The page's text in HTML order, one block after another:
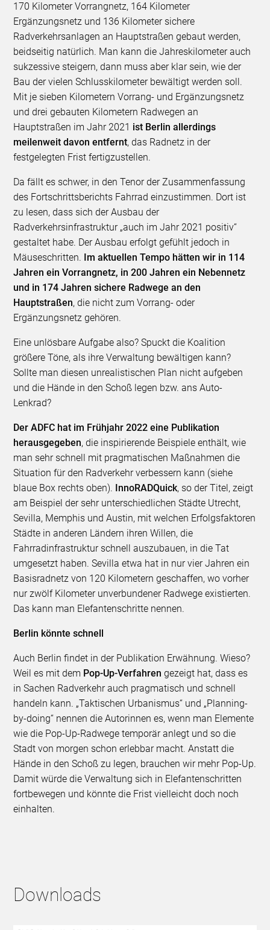
170 Kilometer Vorrangnetz, 164 Kilometer
Ergänzungsnetz und 136 Kilometer sichere
Radverkehrsanlagen an Hauptstraßen gebaut werden,
beidseitig natürlich. Man kann die Jahreskilometer auch
sukzessive steigern, dann muss aber klar sein, wie der
Bau der vielen Schlusskilometer bewältigt werden soll.
Mit je sieben Kilometern Vorrang- und Ergänzungsnetz
und drei gebauten Kilometern Radwegen an
Hauptstraßen im Jahr 2021 ist Berlin allerdings
meilenweit davon entfernt, das Radnetz in der
festgelegten Frist fertigzustellen.
Da fällt es schwer, in den Tenor der Zusammenfassung
des Fortschrittsberichts Fahrrad einzustimmen. Dort ist
zu lesen, dass sich der Ausbau der
Radverkehrsinfrastruktur „auch im Jahr 2021 positiv“
gestaltet habe. Der Ausbau erfolgt gefühlt jedoch in
Mäuseschritten. Im aktuellen Tempo hätten wir in 114
Jahren ein Vorrangnetz, in 200 Jahren ein Nebennetz
und in 174 Jahren sichere Radwege an den
Hauptstraßen, die nicht zum Vorrang- oder
Ergänzungsnetz gehören.
Eine unlösbare Aufgabe also? Spuckt die Koalition
größere Töne, als ihre Verwaltung bewältigen kann?
Sollte man diesen unrealistischen Plan nicht aufgeben
und die Hände in den Schoß legen bzw. ans Auto-
Lenkrad?
Der ADFC hat im Frühjahr 2022 eine Publikation
herausgegeben, die inspirierende Beispiele enthält, wie
man sehr schnell mit pragmatischen Maßnahmen die
Situation für den Radverkehr verbessern kann (siehe
blaue Box rechts oben). InnoRADQuick, so der Titel, zeigt
am Beispiel der sehr unterschiedlichen Städte Utrecht,
Sevilla, Memphis und Austin, mit welchen Erfolgsfaktoren
Städte in anderen Ländern ihren Willen, die
Fahrradinfrastruktur schnell auszubauen, in die Tat
umgesetzt haben. Sevilla etwa hat in nur vier Jahren ein
Basisradnetz von 120 Kilometern geschaffen, wo vorher
nur zwölf Kilometer unverbundener Radwege existierten.
Das kann man Elefantenschritte nennen.
Berlin könnte schnell
Auch Berlin findet in der Publikation Erwähnung. Wieso?
Weil es mit dem Pop-Up-Verfahren gezeigt hat, dass es
in Sachen Radverkehr auch pragmatisch und schnell
handeln kann. „Taktischen Urbanismus“ und „Planning-
by-doing“ nennen die Autorinnen es, wenn man Elemente
wie die Pop-Up-Radwege temporär anlegt und so die
Stadt von morgen schon erlebbar macht. Anstatt die
Hände in den Schoß zu legen, brauchen wir mehr Pop-Up.
Damit würde die Verwaltung sich in Elefantenschritten
fortbewegen und könn­­te die Frist vielleicht doch noch
einhalten.
Downloads